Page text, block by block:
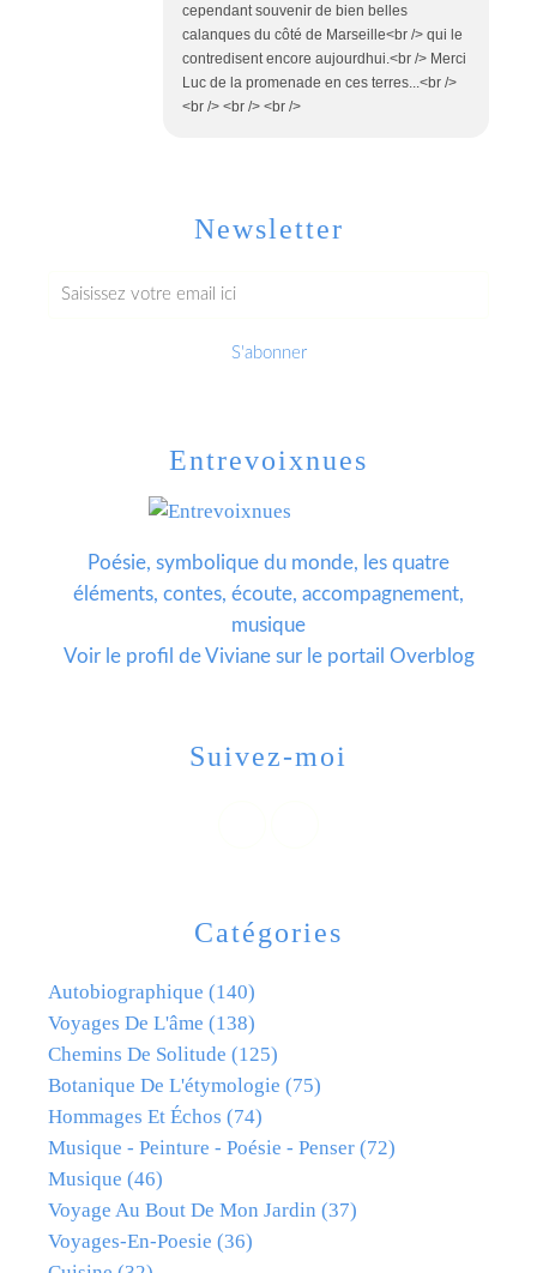
cependant souvenir de bien belles
calanques du côté de Marseille<br /> qui le
contredisent encore aujourdhui.<br /> Merci
Luc de la promenade en ces terres...<br />
<br /> <br /> <br />
Newsletter
Catégories
Autobiographique (140)
Voyages De L'âme (138)
Chemins De Solitude (125)
Botanique De L'étymologie (75)
Hommages Et Échos (74)
Musique - Peinture - Poésie - Penser (72)
Musique (46)
Voyage Au Bout De Mon Jardin (37)
Voyages-En-Poesie (36)
Entrevoixnues
Poésie, symbolique du monde, les quatre
éléments, contes, écoute, accompagnement,
musique
Voir le profil deVivianesur le portail Overblog
Suivez-moi